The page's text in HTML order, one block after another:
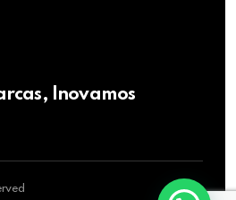
Inovamos